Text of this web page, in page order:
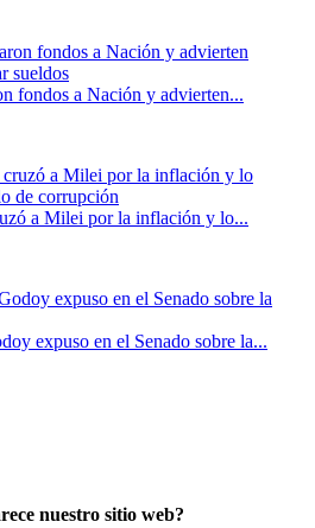
fondos a Nación y advierten...
a Milei por la inflación y lo...
expuso en el Senado sobre la...
nuestro sitio web?